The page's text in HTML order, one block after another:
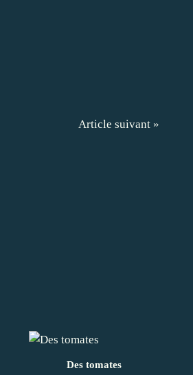
Article suivant »
Des tomates